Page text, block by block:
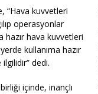
“Hava kuvvetleri
operasyonlar
hazır hava kuvvetleri
kullanıma hazır
dedi.
içinde, inançlı